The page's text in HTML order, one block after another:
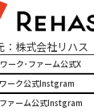
：株式会社リハス
ーク･ファーム公式X
ーク公式Instgram
ァーム公式Instgram